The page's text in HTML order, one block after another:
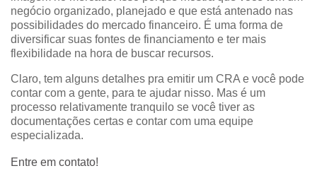
negócio organizado, planejado e que está antenado nas
possibilidades do mercado financeiro. É uma forma de
diversificar suas fontes de financiamento e ter mais
flexibilidade na hora de buscar recursos.
Claro, tem alguns detalhes pra emitir um CRA e você pode
contar com a gente, para te ajudar nisso. Mas é um
processo relativamente tranquilo se você tiver as
documentações certas e contar com uma equipe
especializada.
Entre em contato!